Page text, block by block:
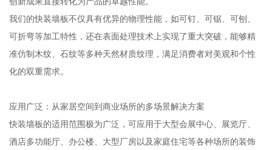
我们的快装墙板不仅具有优异的物理性能，如可钉、可锯、可刨、
可折弯等加工特性，还在表面处理技术上实现了重大突破，能够精
准仿制木纹、石纹等多种天然材质纹理，满足消费者对美观和个性
化的双重需求。
应用广泛：从家居空间到商业场所的多场景解决方案
快装墙板的适用范围极为广泛，可应用于大型会展中心、展览厅、
酒店多功能厅、办公楼、大型厂房以及家庭住宅等各种场所的装饰